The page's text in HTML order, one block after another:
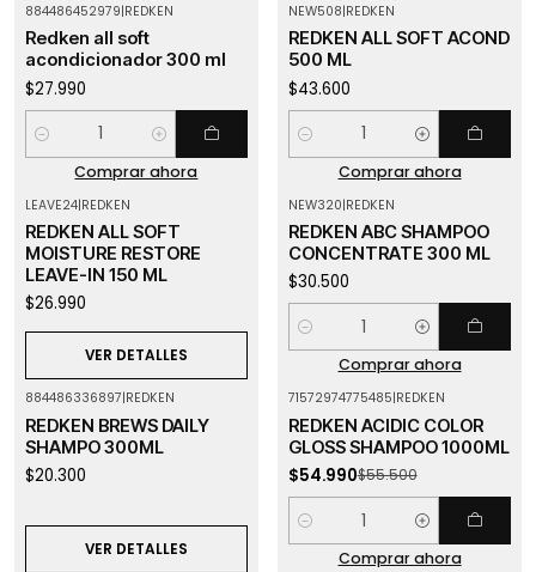
884486452979|REDKEN
Redken all soft
acondicionador 300 ml
$27.990
Cantidad
Comprar ahora
NEW508|REDKEN
REDKEN ALL SOFT ACOND
500 ML
$43.600
Cantidad
Comprar ahora
LEAVE24|REDKEN
REDKEN ALL SOFT
MOISTURE RESTORE
LEAVE-IN 150 ML
$26.990
VER DETALLES
NEW320|REDKEN
REDKEN ABC SHAMPOO
CONCENTRATE 300 ML
$30.500
Cantidad
Comprar ahora
884486336897|REDKEN
REDKEN BREWS DAILY
SHAMPO 300ML
$20.300
VER DETALLES
71572974775485|REDKEN
REDKEN ACIDIC COLOR
GLOSS SHAMPOO 1000ML
$54.990$55.500
Cantidad
Comprar ahora